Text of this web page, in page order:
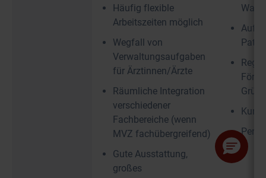
Häufig flexible
Arbeitszeiten möglich
Wegfall von
Verwaltungsaufgaben
für Ärztinnen/Ärzte
Räumliche Integration
verschiedener
Fachbereiche (wenn
MVZ fachübergreifend)
Gute Ausstattung,
großes
Wahl